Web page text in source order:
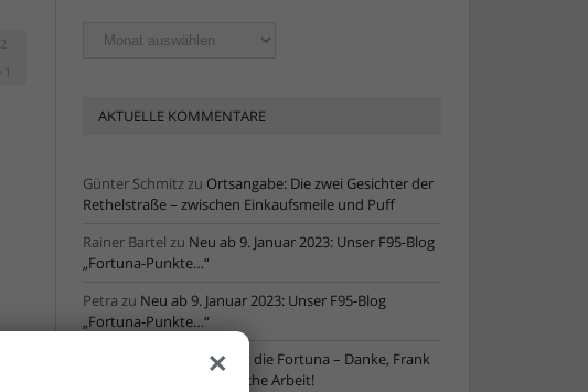
1
Ältere
AKTUELLE KOMMENTARE
Günter Schmitzzu Ortsangabe: Die zwei Gesichter der
Rethelstraße – zwischen Einkaufsmeile und Puff
Rainer Bartel zu Neu ab 9. Januar 2023: Unser F95-Blog
„Fortuna-Punkte…“
Petra zu Neu ab 9. Januar 2023: Unser F95-Blog
„Fortuna-Punkte…“
NLZ-Chef verlässt die Fortuna – Danke, Frank
Schaefer, für die erfolgreiche Arbeit!
×